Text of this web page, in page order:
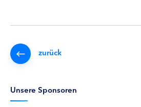
zurück
Unsere Sponsoren